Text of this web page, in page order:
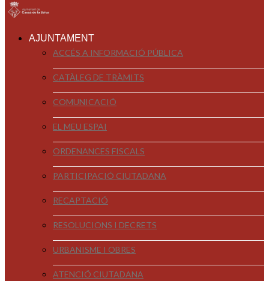
AJUNTAMENT
ACCÉS A INFORMACIÓ PÚBLICA
CATÀLEG DE TRÀMITS
COMUNICACIÓ
EL MEU ESPAI
ORDENANCES FISCALS
PARTICIPACIÓ CIUTADANA
RECAPTACIÓ
RESOLUCIONS I DECRETS
URBANISME I OBRES
ATENCIÓ CIUTADANA